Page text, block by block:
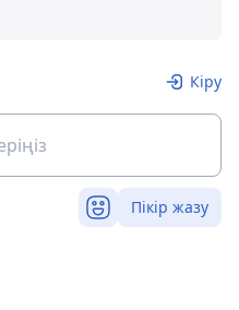
Кіру
Пікір жазу